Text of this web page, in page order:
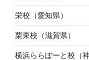
栄校（愛知県）
栗東校（滋賀県）
横浜ららぽーと校（神